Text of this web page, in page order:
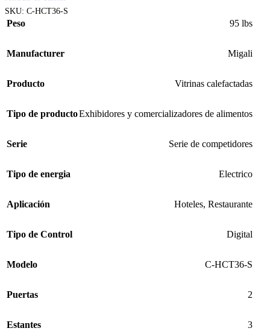
SKU: C-HCT36-S
Peso 95 lbs
Manufacturer Migali
Producto Vitrinas calefactadas
Tipo de productoExhibidores y comercializadores de alimentos
Serie Serie de competidores
Tipo de energia Electrico
Aplicación Hoteles, Restaurante
Tipo de Control Digital
Modelo C-HCT36-S
Puertas 2
Estantes 3